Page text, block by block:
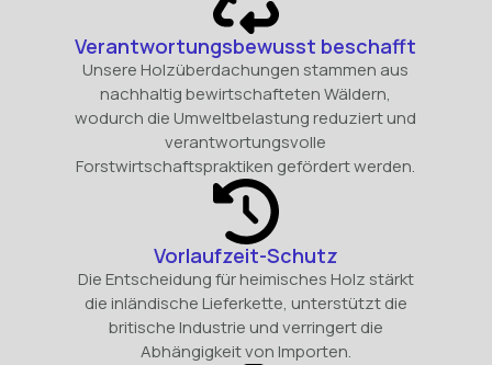
Verantwortungsbewusst beschafft
Unsere Holzüberdachungen stammen aus
nachhaltig bewirtschafteten Wäldern,
wodurch die Umweltbelastung reduziert und
verantwortungsvolle
Forstwirtschaftspraktiken gefördert werden.
Vorlaufzeit-Schutz
Die Entscheidung für heimisches Holz stärkt
die inländische Lieferkette, unterstützt die
britische Industrie und verringert die
Abhängigkeit von Importen.